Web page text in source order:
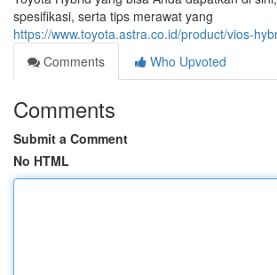
spesifikasi, serta tips merawat yang
https://www.toyota.astra.co.id/product/vios-
Comments
Who Upvoted
Comments
Submit a Comment
No HTML